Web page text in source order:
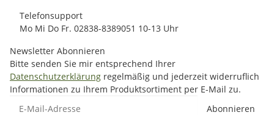
Telefonsupport
Mo Mi Do Fr. 02838-8389051 10-13 Uhr
Newsletter Abonnieren
Bitte senden Sie mir entsprechend Ihrer
Datenschutzerklärung regelmäßig und jederzeit widerruflich
Informationen zu Ihrem Produktsortiment per E-Mail zu.
Abonnieren